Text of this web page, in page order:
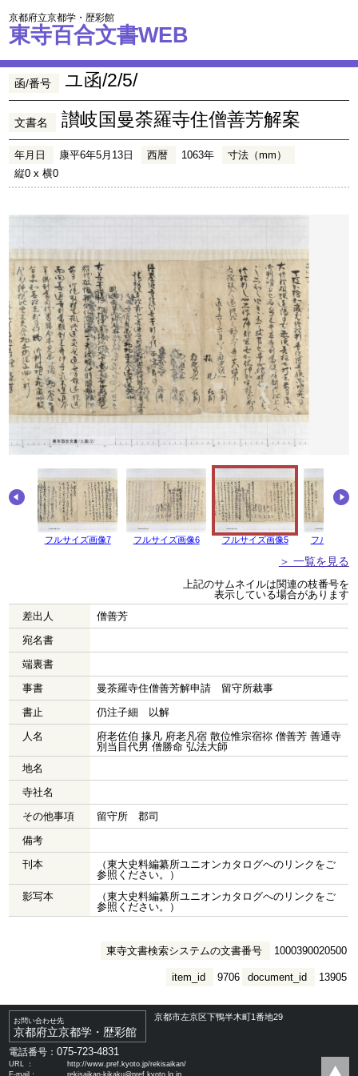
京都府立京都学・歴彩館
東寺百合文書WEB
函/番号 ユ函/2/5/
文書名 讃岐国曼荼羅寺住僧善芳解案
年月日 康平6年5月13日 西暦 1063年
寸法（mm）
縦0 x 横0
フルサイズ画像7 フルサイズ画像6 フルサイズ画像5 フルサイズ
＞ 一覧を見る
上記のサムネイルは関連の枝番号を
表示している場合があります
差出人
僧善芳
宛名書
端裏書
事書
曼茶羅寺住僧善芳解申請 留守所裁事
書止
仍注子細 以解
人名
府老佐伯 掾凡 府老凡宿 散位惟宗宿祢 僧善芳 善通寺
別当目代男 僧勝命 弘法大師
地名
寺社名
その他事項
留守所 郡司
備考
刊本
（東大史料編纂所ユニオンカタログへのリンクをご
参照ください。）
影写本
（東大史料編纂所ユニオンカタログへのリンクをご
参照ください。）
東寺文書検索システムの文書番号 1000390020500
document_id 13905
item_id 9706
お問い合わせ先
京都府立京都学・歴彩館
京都市左京区下鴨半木町1番地29
電話番号：075-723-4831
URL ：
http://www.pref.kyoto.jp/rekisaikan/
E-mail：
rekisaikan-kikaku@pref.kyoto.lg.jp